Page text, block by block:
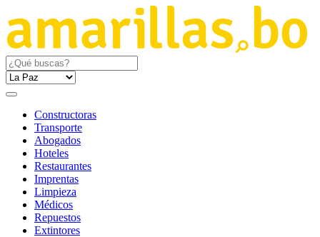
Constructoras
Transporte
Abogados
Hoteles
Restaurantes
Imprentas
Limpieza
Médicos
Repuestos
Extintores